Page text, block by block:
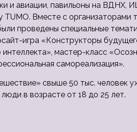
и авиации, павильоны на ВДНХ,
Вместе с организаторами
проведены специальные
игра «Конструкторы
мастер-класс
самореализация».
свыше 50 тыс. человек
в возрасте от 18 до 25 лет.